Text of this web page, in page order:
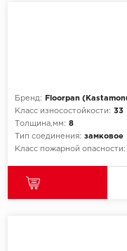
Бренд:
Floorpan
Класс износостойкости: 33
Толщина,мм: 8
Тип соединения: замковое
Класс пожарной опасности: